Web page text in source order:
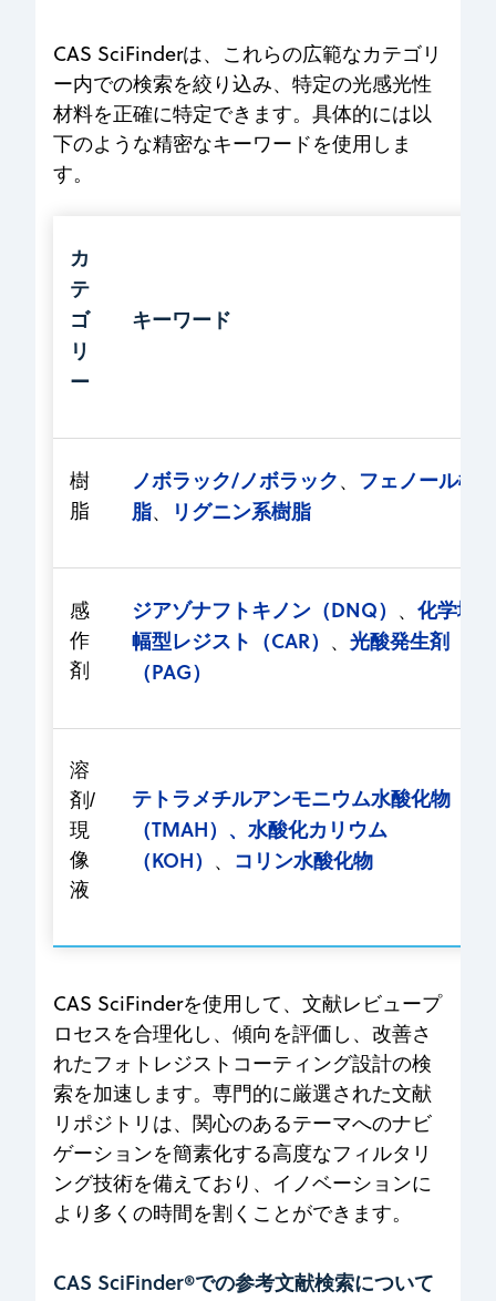
CAS SciFinderは、これらの広範なカテゴリ
ー内での検索を絞り込み、特定の光感光性
材料を正確に特定できます。具体的には以
下のような精密なキーワードを使用しま
す。
カ
テ
ゴ
リ
ー
キーワード
樹
脂
ノボラック/ノボラック 、 フェノール樹
脂、 リグニン系樹脂
感
作
剤
ジアゾナフトキノン（DNQ） 、 化学増
幅型レジスト（CAR）
、 光酸発生剤
（PAG）
溶
剤/
現
像
液
テトラメチルアンモニウム水酸化物
（TMAH）、水酸化カリウム
（KOH）
、 コリン水酸化物
CAS SciFinderを使用して、文献レビュープ
ロセスを合理化し、傾向を評価し、改善さ
れたフォトレジストコーティング設計の検
索を加速します。専門的に厳選された文献
リポジトリは、関心のあるテーマへのナビ
ゲーションを簡素化する高度なフィルタリ
ング技術を備えており、イノベーションに
より多くの時間を割くことができます。
CAS SciFinder®での参考文献検索について